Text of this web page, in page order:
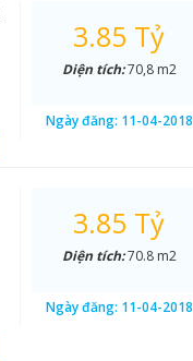
3.85 Tỷ
Diện tích:70,8 m2
Ngày đăng: 11-04-2018
3.85 Tỷ
Diện tích:70.8 m2
Ngày đăng: 11-04-2018